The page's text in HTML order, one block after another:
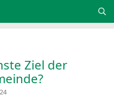
Ziel der